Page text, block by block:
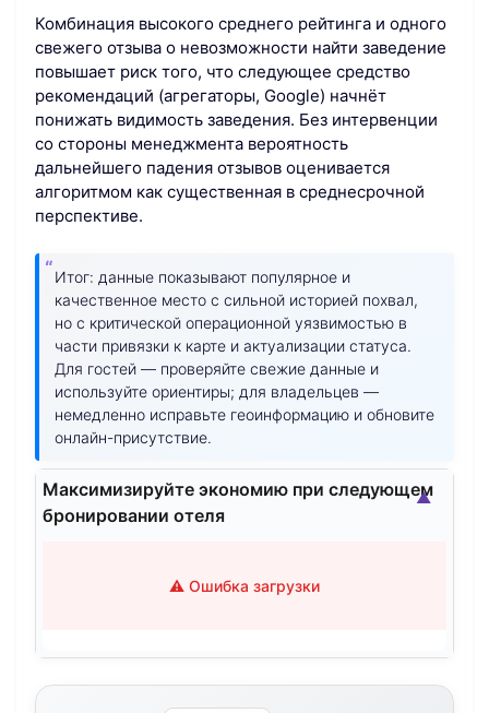
Комбинация высокого среднего рейтинга и одного
свежего отзыва о невозможности найти заведение
повышает риск того, что следующее средство
рекомендаций (агрегаторы, Google) начнёт
понижать видимость заведения. Без интервенции
со стороны менеджмента вероятность
дальнейшего падения отзывов оценивается
алгоритмом как существенная в среднесрочной
перспективе.
Итог: данные показывают популярное и
качественное место с сильной историей похвал,
но с критической операционной уязвимостью в
части привязки к карте и актуализации статуса.
Для гостей — проверяйте свежие данные и
используйте ориентиры; для владельцев —
немедленно исправьте геоинформацию и обновите
онлайн-присутствие.
Максимизируйте экономию при следующем
бронировании отеля
⚠️ Ошибка загрузки
▲